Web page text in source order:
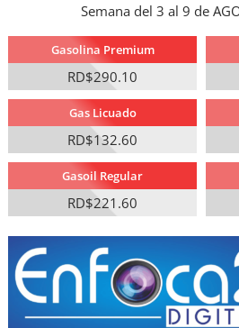
Semana del 3 al 9 de
Gasolina Premium
RD$290.10
Gas Licuado
RD$132.60
Gasoil Regular
RD$221.60